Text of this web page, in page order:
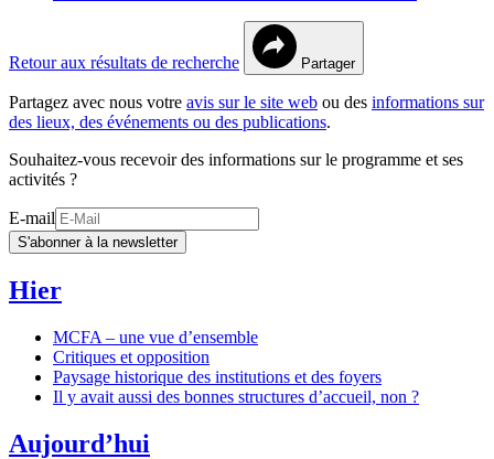
Retour aux résultats de recherche Partager
Partagez avec nous votre avis sur le site web ou des informations sur
des lieux, des événements ou des publications.
Souhaitez-vous recevoir des informations sur le programme et ses
activités ?
E-mail
S'abonner à la newsletter
Hier
MCFA – une vue d’ensemble
Critiques et opposition
Paysage historique des institutions et des foyers
Il y avait aussi des bonnes structures d’accueil, non ?
Aujourd’hui